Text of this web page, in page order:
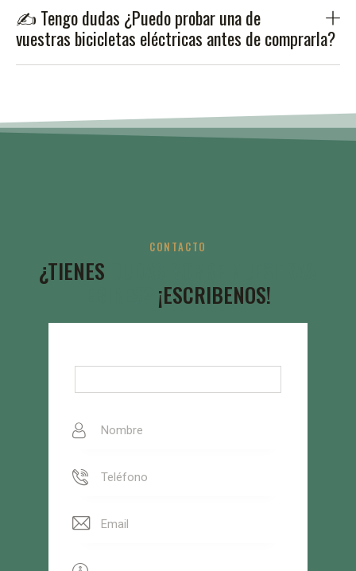
✍ Tengo dudas ¿Puedo probar una de
vuestras bicicletas eléctricas antes de comprarla?
CONTACTO
¿TIENES
¡ESCRIBENOS!